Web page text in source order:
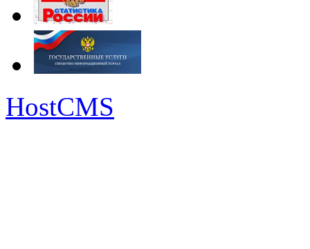
HostCMS